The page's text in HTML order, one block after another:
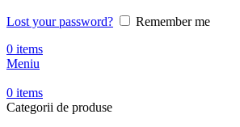
Lost your password?
Remember me
0 items
Meniu
0 items
Categorii de produse